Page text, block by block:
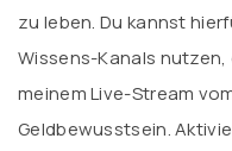
zu leben. Du kannst
Wissens-Kanals
meinem Live-Stream
Geldbewusstsein.